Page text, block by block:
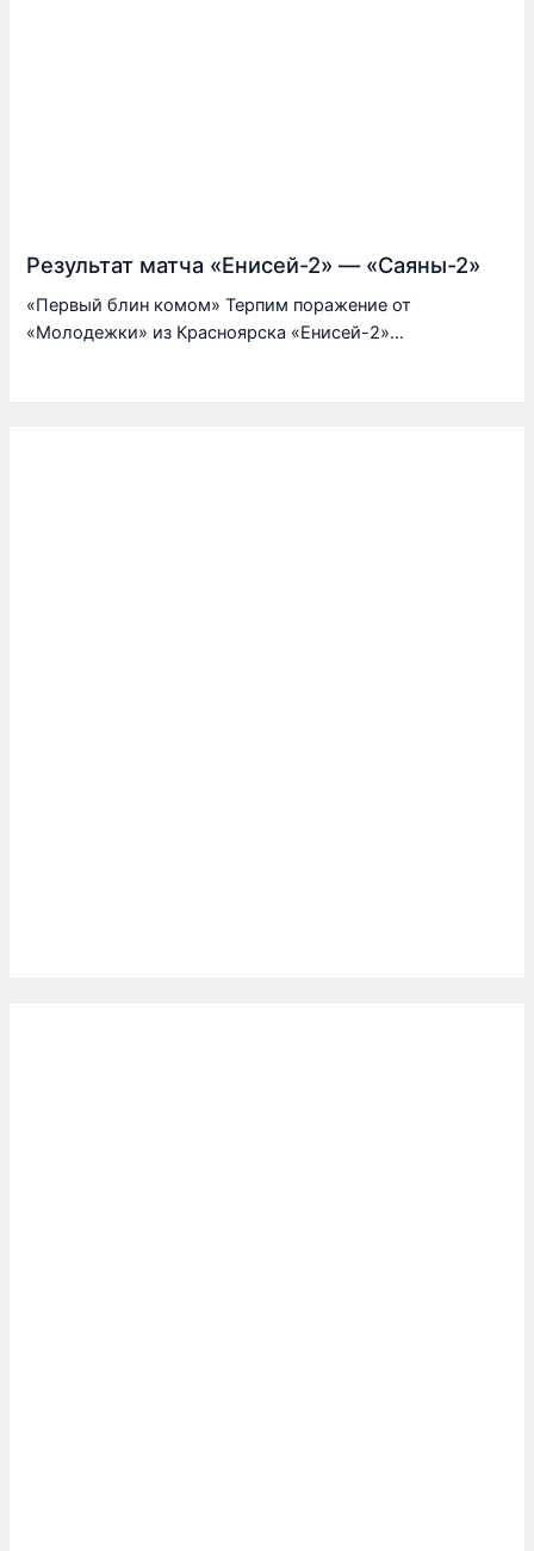
Результат матча «Енисей-2» — «Саяны-2»
«Первый блин комом» Терпим поражение от
«Молодежки» из Красноярска «Енисей-2»…